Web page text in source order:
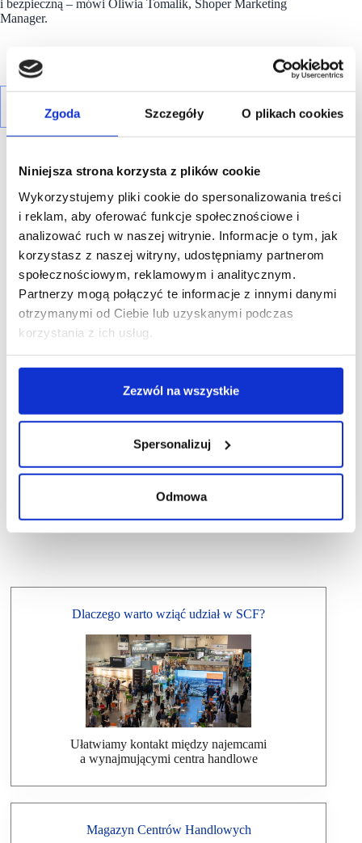
Zgoda Szczegóły O plikach cookies
Niniejsza strona korzysta z plików cookie
Wykorzystujemy pliki cookie do spersonalizowania treści
i reklam, aby oferować funkcje społecznościowe i
analizować ruch w naszej witrynie. Informacje o tym, jak
korzystasz z naszej witryny, udostępniamy partnerom
społecznościowym, reklamowym i analitycznym.
Partnerzy mogą połączyć te informacje z innymi danymi
otrzymanymi od Ciebie lub uzyskanymi podczas
korzystania z ich usług.
Zezwól na wszystkie
Spersonalizuj
Odmowa
i bezpieczną – mówi Oliwia Tomalik, Shoper Marketing
Manager.
R E K L A M A
Dlaczego warto wziąć udział w SCF?
Ułatwiamy kontakt między najemcami
a wynajmującymi centra handlowe
Magazyn Centrów Handlowych